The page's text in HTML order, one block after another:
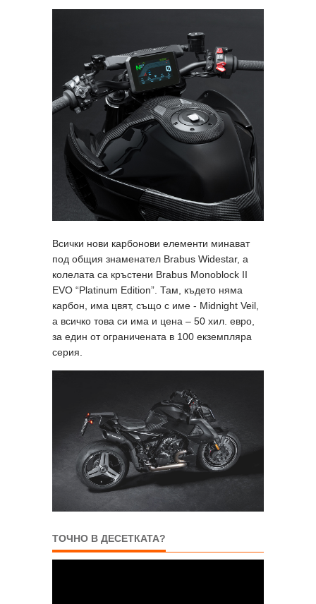
Всички нови карбонови елементи минават
под общия знаменател Brabus Widestar, а
колелата са кръстени Brabus Monoblock II
EVO “Platinum Edition”. Там, където няма
карбон, има цвят, също с име - Midnight Veil,
а всичко това си има и цена – 50 хил. евро,
за един от ограничената в 100 екземпляра
серия.
ТОЧНО В ДЕСЕТКАТА?